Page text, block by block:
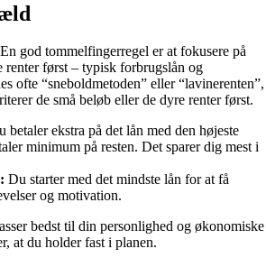
god tommelfingerregel er at fokusere på
renter først – typisk forbrugslån og
ofte “sneboldmetoden” eller “lavinerenten”,
de små beløb eller de dyre renter først.
betaler ekstra på det lån med den højeste
minimum på resten. Det sparer dig mest i
Du starter med det mindste lån for at få
og motivation.
bedst til din personlighed og økonomiske
at du holder fast i planen.